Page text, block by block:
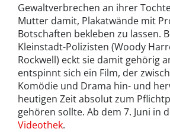
Gewaltverbrechen an ihrer
Mutter damit, Plakatwände mit
Botschaften bekleben zu lassen.
Kleinstadt-Polizisten (Woody
Rockwell) eckt sie damit gehörig
entspinnt sich ein Film, der
Komödie und Drama hin- und
heutigen Zeit absolut zum
gehören sollte. Ab dem 7. Juni in
Videothek.